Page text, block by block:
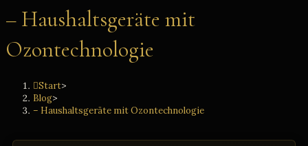
– Haushaltsgeräte mit
Ozontechnologie
Start>
Blog>
– Haushaltsgeräte mit Ozontechnologie